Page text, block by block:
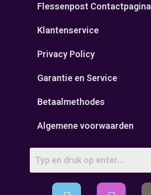
Flessenpost Contactpagina
Klantenservice
Privacy Policy
Garantie en Service
Betaalmethodes
Algemene voorwaarden